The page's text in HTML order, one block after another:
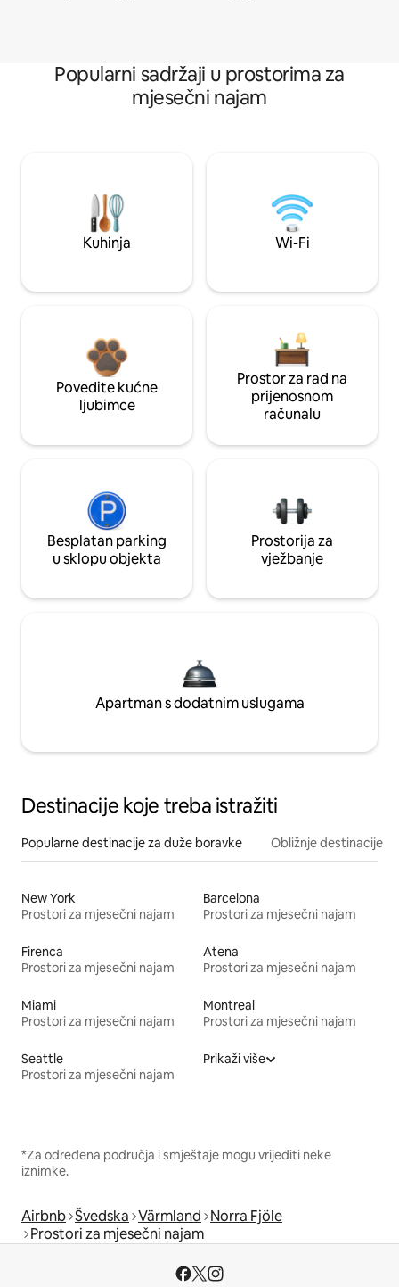
Popularni sadržaji u prostorima za
mjesečni najam
Kuhinja Wi-Fi
Povedite kućne
ljubimce
Prostor za rad na
prijenosnom
računalu
Besplatan parking
u sklopu objekta
Prostorija za
vježbanje
Apartman s dodatnim uslugama
Destinacije koje treba istražiti
Popularne destinacije za duže boravke Obližnje destinacije
New York
Prostori za mjesečni najam
Barcelona
Prostori za mjesečni najam
Firenca
Prostori za mjesečni najam
Atena
Prostori za mjesečni najam
Miami
Prostori za mjesečni najam
Montreal
Prostori za mjesečni najam
Seattle
Prostori za mjesečni najam
Prikaži više
*Za određena područja i smještaje mogu vrijediti neke
iznimke.
Airbnb Švedska Värmland Norra Fjöle
Prostori za mjesečni najam